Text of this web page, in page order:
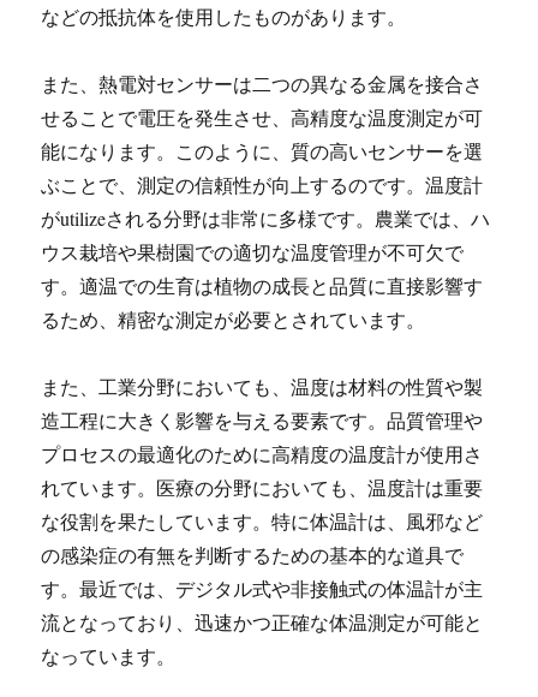
などの抵抗体を使用したものがあります。
また、熱電対センサーは二つの異なる金属を接合さ
せることで電圧を発生させ、高精度な温度測定が可
能になります。このように、質の高いセンサーを選
ぶことで、測定の信頼性が向上するのです。温度計
がutilizeされる分野は非常に多様です。農業では、ハ
ウス栽培や果樹園での適切な温度管理が不可欠で
す。適温での生育は植物の成長と品質に直接影響す
るため、精密な測定が必要とされています。
また、工業分野においても、温度は材料の性質や製
造工程に大きく影響を与える要素です。品質管理や
プロセスの最適化のために高精度の温度計が使用さ
れています。医療の分野においても、温度計は重要
な役割を果たしています。特に体温計は、風邪など
の感染症の有無を判断するための基本的な道具で
す。最近では、デジタル式や非接触式の体温計が主
流となっており、迅速かつ正確な体温測定が可能と
なっています。